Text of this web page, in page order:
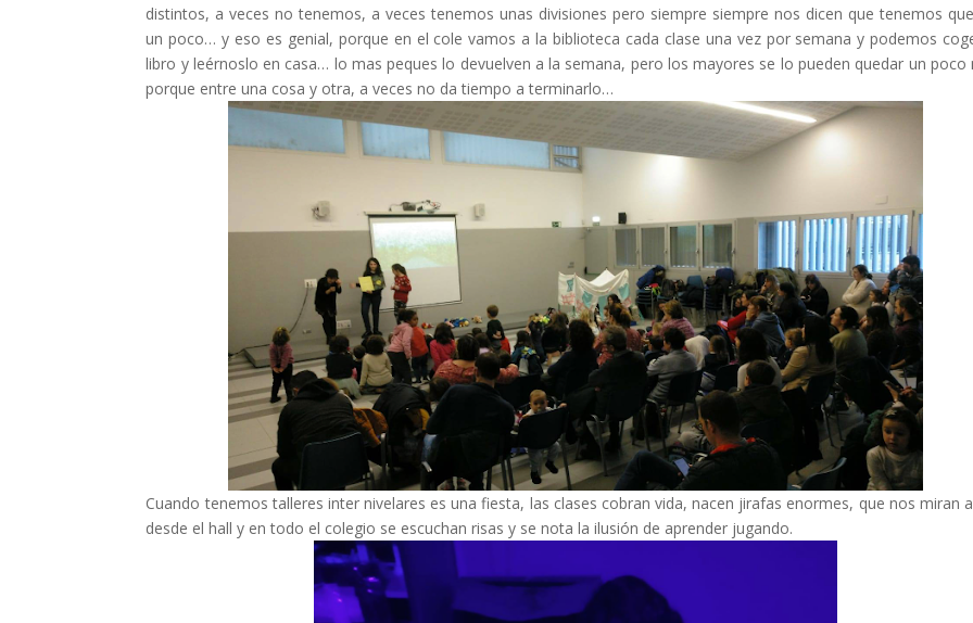
distintos, a veces no tenemos, a veces tenemos unas divisiones pero siempre siempre nos dicen que tenemos
un poco… y eso es genial, porque en el cole vamos a la biblioteca cada clase una vez por semana y podemos
libro y leérnoslo en casa… lo mas peques lo devuelven a la semana, pero los mayores se lo pueden quedar un poco
porque entre una cosa y otra, a veces no da tiempo a terminarlo…
Cuando tenemos talleres inter nivelares es una fiesta, las clases cobran vida, nacen jirafas enormes, que nos miran
desde el hall y en todo el colegio se escuchan risas y se nota la ilusión de aprender jugando.